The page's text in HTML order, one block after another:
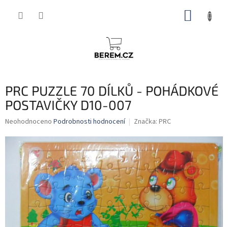
PRC PUZZLE 70 DÍLKŮ - POHÁDKOVÉ
POSTAVIČKY D10-007
Průměrné
produktu
hvězdiček.
Neohodnoceno Podrobnosti hodnocení Značka: PRC